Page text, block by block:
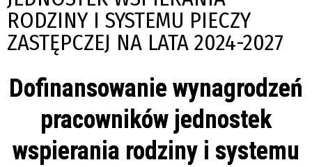
RODZINY I SYSTEMU PIECZY
ZASTĘPCZEJ NA LATA 2024-2027
Dofinansowanie wynagrodzeń
pracowników jednostek
wspierania rodziny i systemu